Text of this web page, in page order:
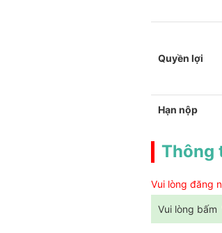
Quyền lợi
Hạn nộp
Thông
Vui lòng đăng
Vui lòng bấm